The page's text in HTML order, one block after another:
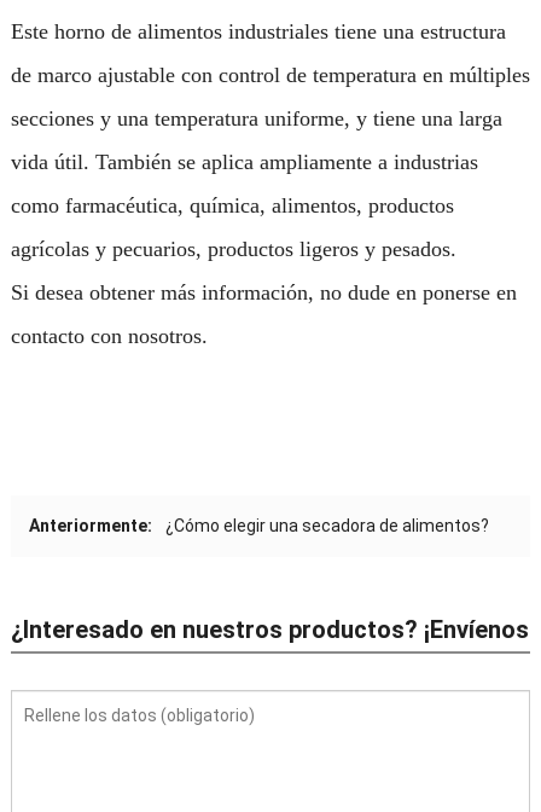
Este horno de alimentos industriales tiene una estructura
de marco ajustable con control de temperatura en múltiples
secciones y una temperatura uniforme, y tiene una larga
vida útil. También se aplica ampliamente a industrias
como farmacéutica, química, alimentos, productos
agrícolas y pecuarios, productos ligeros y pesados.
Si desea obtener más información, no dude en ponerse en
contacto con nosotros.
Anteriormente: ¿Cómo elegir una secadora de alimentos?
¿Interesado en nuestros productos? ¡Envíenos